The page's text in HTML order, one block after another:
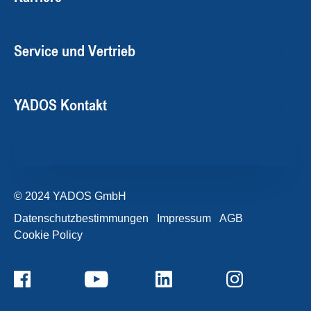
Service und Vertrieb
YADOS Kontakt
© 2024 YADOS GmbH
Datenschutzbestimmungen
Impressum
AGB
Cookie Policy